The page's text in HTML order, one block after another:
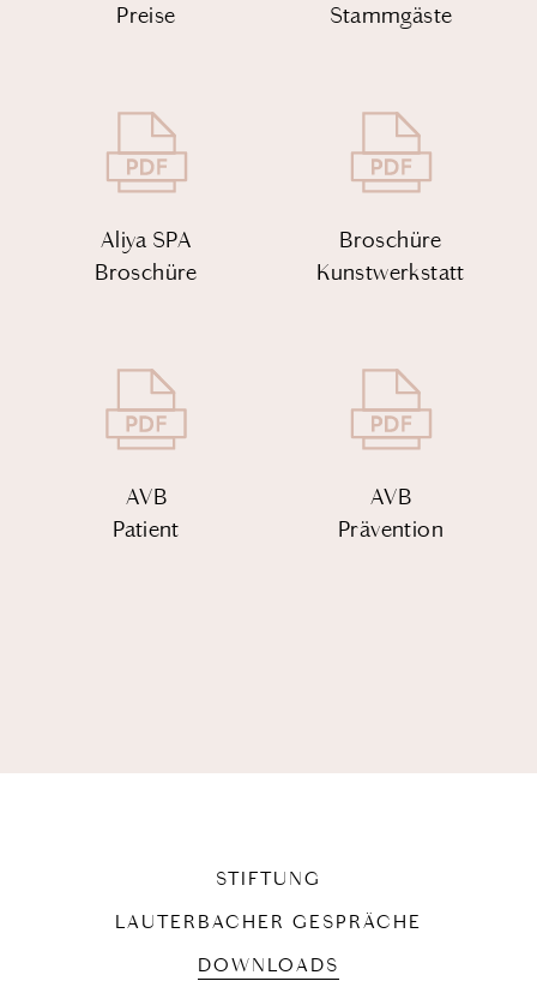
Preise
Stammgäste
Aliya SPA
Broschüre
Broschüre
Kunstwerkstatt
AVB
Patient
AVB
Prävention
STIFTUNG
LAUTERBACHER GESPRÄCHE
DOWNLOADS